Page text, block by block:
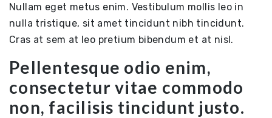
Nullam eget metus enim. Vestibulum mollis leo in
nulla tristique, sit amet tincidunt nibh tincidunt.
Cras at sem at leo pretium bibendum et at nisl.
Pellentesque odio enim,
consectetur vitae commodo
non, facilisis tincidunt justo.